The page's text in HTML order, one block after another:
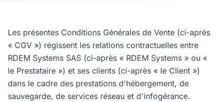
Les présentes Conditions Générales de Vente (ci-après
« CGV ») régissent les relations contractuelles entre
RDEM Systems SAS (ci-après « RDEM Systems » ou «
le Prestataire ») et ses clients (ci-après « le Client »)
dans le cadre des prestations d'hébergement, de
sauvegarde, de services réseau et d'infogérance.